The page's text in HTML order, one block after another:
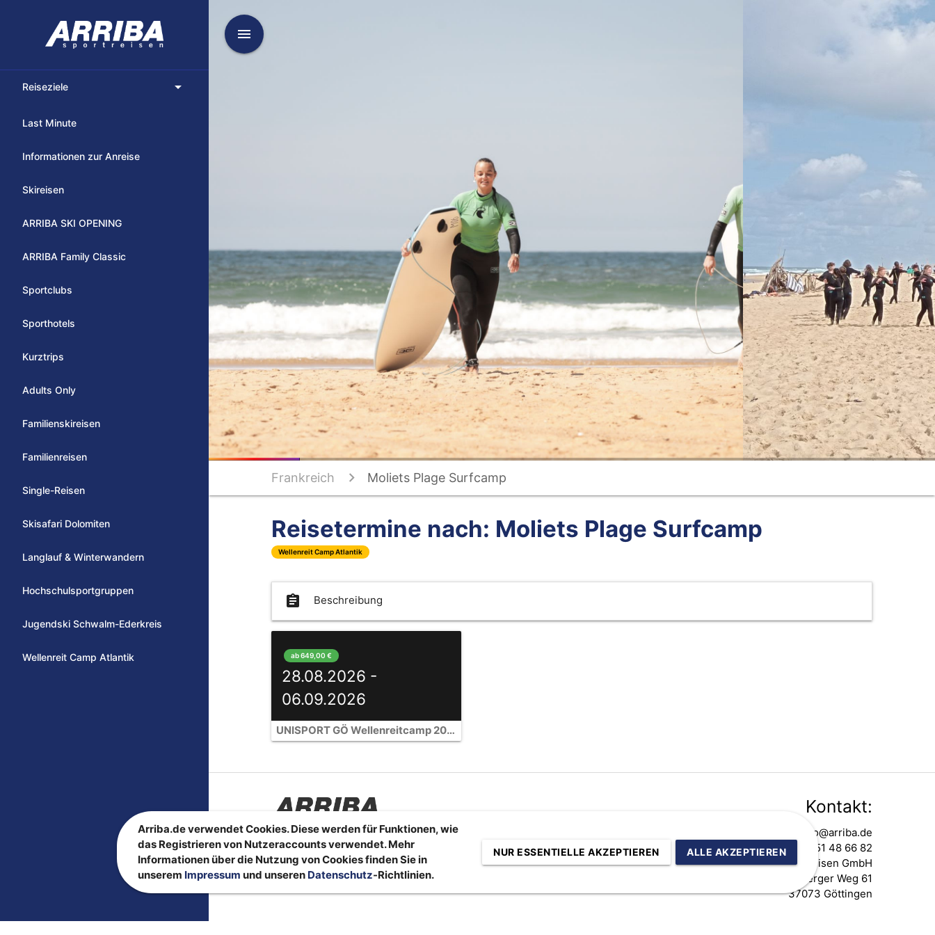
Reiseziele arrow_drop_down
Last Minute
Informationen zur Anreise
Skireisen
ARRIBA SKI OPENING
ARRIBA Family Classic
Sportclubs
Sporthotels
Kurztrips
Adults Only
Familienskireisen
Familienreisen
Single-Reisen
Skisafari Dolomiten
Langlauf & Winterwandern
Hochschulsportgruppen
Jugendski Schwalm-Ederkreis
Wellenreit Camp Atlantik
menu
Frankreich Moliets Plage Surfcamp
Reisetermine nach: Moliets Plage Surfcamp
Wellenreit Camp Atlantik
assignment Beschreibung
ab 649,00 €
28.08.2026 -
06.09.2026
UNISPORT GÖ Wellenreitcamp 2026
Arriba.de verwendet Cookies. Diese werden für Funktionen, wie
das Registrieren von Nutzeraccounts verwendet. Mehr
Informationen über die Nutzung von Cookies finden Sie in
unserem Impressum und unseren Datenschutz-Richtlinien.
NUR ESSENTIELLE AKZEPTIEREN ALLE AKZEPTIEREN
Kontakt:
info@arriba.de
0551 48 66 82
ARRIBA Sportreisen GmbH
Nikolausberger Weg 61
37073 Göttingen